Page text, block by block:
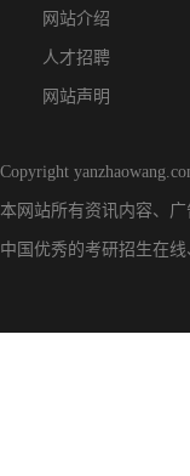
网站介绍
人才招聘
网站声明
Copyright
本网站所有资讯内容、
中国优秀的考研招生在线